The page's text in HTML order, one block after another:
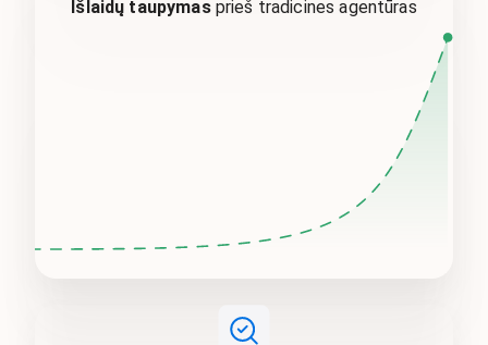
Išlaidų taupymas prieš tradicines agentūras